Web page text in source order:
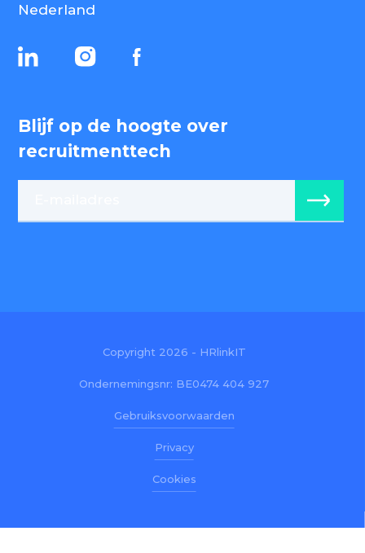
Blijf op de hoogte over
recruitmenttech
Nederland
Copyright 2026 - HRlinkIT
Ondernemingsnr: BE0474 404 927
Gebruiksvoorwaarden
Privacy
Cookies